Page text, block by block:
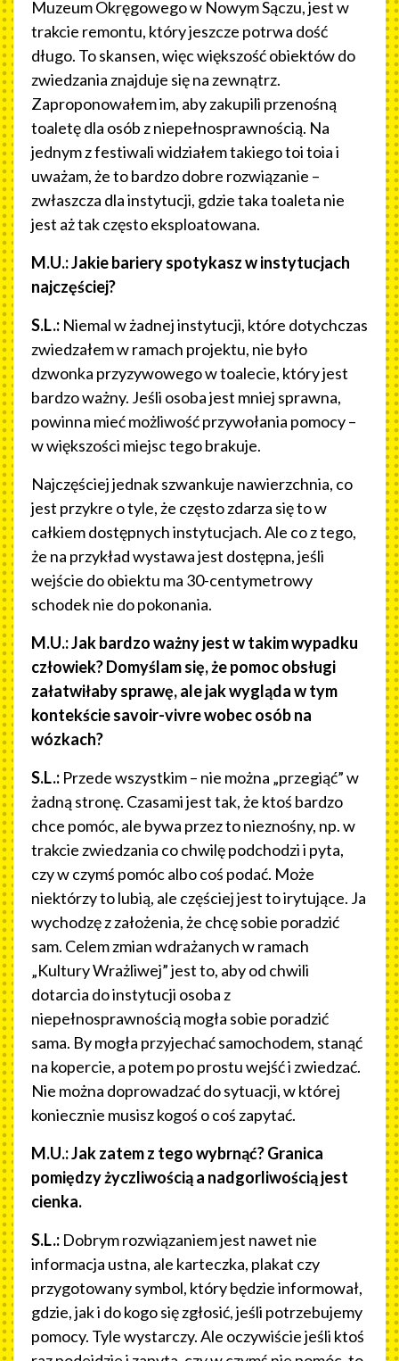
Muzeum Okręgowego w Nowym Sączu, jest w
trakcie remontu, który jeszcze potrwa dość
długo. To skansen, więc większość obiektów do
zwiedzania znajduje się na zewnątrz.
Zaproponowałem im, aby zakupili przenośną
toaletę dla osób z niepełnosprawnością. Na
jednym z festiwali widziałem takiego toi toia i
uważam, że to bardzo dobre rozwiązanie –
zwłaszcza dla instytucji, gdzie taka toaleta nie
jest aż tak często eksploatowana.
M.U.: Jakie bariery spotykasz w instytucjach
najczęściej?
S.L.: Niemal w żadnej instytucji, które dotychczas
zwiedzałem w ramach projektu, nie było
dzwonka przyzywowego w toalecie, który jest
bardzo ważny. Jeśli osoba jest mniej sprawna,
powinna mieć możliwość przywołania pomocy –
w większości miejsc tego brakuje.
Najczęściej jednak szwankuje nawierzchnia, co
jest przykre o tyle, że często zdarza się to w
całkiem dostępnych instytucjach. Ale co z tego,
że na przykład wystawa jest dostępna, jeśli
wejście do obiektu ma 30-centymetrowy
schodek nie do pokonania.
M.U.: Jak bardzo ważny jest w takim wypadku
człowiek? Domyślam się, że pomoc obsługi
załatwiłaby sprawę, ale jak wygląda w tym
kontekście savoir-vivre wobec osób na
wózkach?
S.L.: Przede wszystkim – nie można „przegiąć” w
żadną stronę. Czasami jest tak, że ktoś bardzo
chce pomóc, ale bywa przez to nieznośny, np. w
trakcie zwiedzania co chwilę podchodzi i pyta,
czy w czymś pomóc albo coś podać. Może
niektórzy to lubią, ale częściej jest to irytujące. Ja
wychodzę z założenia, że chcę sobie poradzić
sam. Celem zmian wdrażanych w ramach
„Kultury Wrażliwej” jest to, aby od chwili
dotarcia do instytucji osoba z
niepełnosprawnością mogła sobie poradzić
sama. By mogła przyjechać samochodem, stanąć
na kopercie, a potem po prostu wejść i zwiedzać.
Nie można doprowadzać do sytuacji, w której
koniecznie musisz kogoś o coś zapytać.
M.U.: Jak zatem z tego wybrnąć? Granica
pomiędzy życzliwością a nadgorliwością jest
cienka.
S.L.: Dobrym rozwiązaniem jest nawet nie
informacja ustna, ale karteczka, plakat czy
przygotowany symbol, który będzie informował,
gdzie, jak i do kogo się zgłosić, jeśli potrzebujemy
pomocy. Tyle wystarczy. Ale oczywiście jeśli ktoś